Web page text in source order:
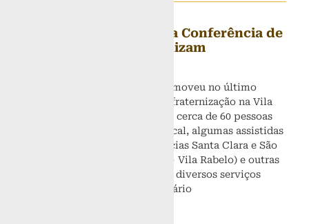
Famílias assistidas pela Conferência de
Santa Clara confraternizam
A Conferência Santa Clara promoveu no último
sábado (14) um almoço de confraternização na Vila
Rabelo, em Sobradinho II, com cerca de 60 pessoas
de 18 famílias residentes no local, algumas assistidas
pelos vicentinos das conferências Santa Clara e São
João (da Paróquia São Mateus- Vila Rabelo) e outras
famílias que são atendidas por diversos serviços
oferecidos no Centro Comunitário